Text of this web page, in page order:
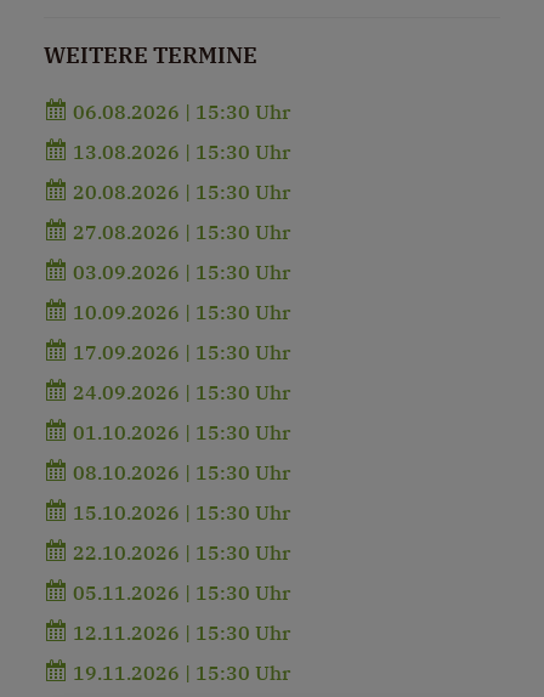
WEITERE TERMINE
06.08.2026 | 15:30 Uhr
13.08.2026 | 15:30 Uhr
20.08.2026 | 15:30 Uhr
27.08.2026 | 15:30 Uhr
03.09.2026 | 15:30 Uhr
10.09.2026 | 15:30 Uhr
17.09.2026 | 15:30 Uhr
24.09.2026 | 15:30 Uhr
01.10.2026 | 15:30 Uhr
08.10.2026 | 15:30 Uhr
15.10.2026 | 15:30 Uhr
22.10.2026 | 15:30 Uhr
05.11.2026 | 15:30 Uhr
12.11.2026 | 15:30 Uhr
19.11.2026 | 15:30 Uhr